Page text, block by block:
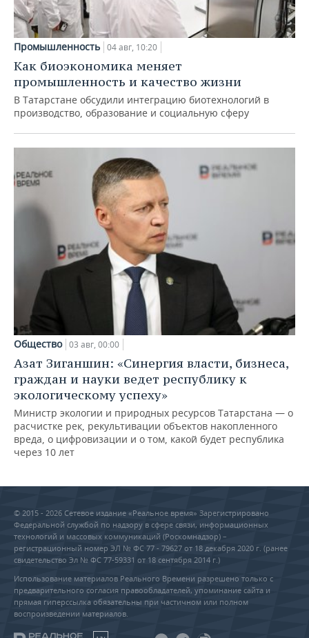
Промышленность 04 авг, 10:20
Как биоэкономика меняет
промышленность и качество жизни
В Татарстане обсудили интеграцию биотехнологий в
производство, образование и социальную сферу
Общество 03 авг, 00:00
Азат Зиганшин: «Синергия власти, бизнеса,
граждан и науки ведет республику к
экологическому успеху»
Министр экологии и природных ресурсов Татарстана — о
расчистке рек, рекультивации объектов накопленного
вреда, о цифровизации и о том, какой будет республика
через 10 лет
© 2015 - 2026 Сетевое издание «Реальное время» Зарегистрировано
Федеральной службой по надзору в сфере связи, информационных
технологий и массовых коммуникаций (Роскомнадзор) –
регистрационный номер ЭЛ № ФС 77 - 79627 от 18 декабря 2020 г. (ранее
свидетельство Эл № ФС 77-59331 от 18 сентября 2014 г.)
Использование материалов Реального Времени разрешено только с
предварительного согласия правообладателей, упоминание сайта и
прямая гиперссылка обязательны при частичном или полном
воспроизведении материалов.